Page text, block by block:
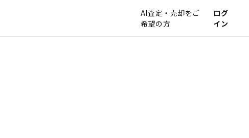
AI査定・売却をご
希望の方
ログ
イン